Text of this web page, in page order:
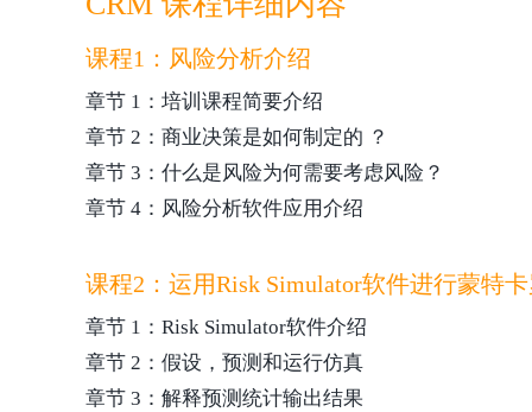
课程1：风险分析介绍
章节 1：培训课程简要介绍
章节 2：商业决策是如何制定的 ？
章节 3：什么是风险为何需要考虑风险？
章节 4：风险分析软件应用介绍
课程2：运用Risk Simulator软件进行蒙特
章节 1：Risk Simulator软件介绍
章节 2：假设，预测和运行仿真
章节 3：解释预测统计输出结果